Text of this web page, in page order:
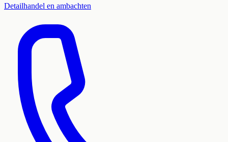
Detailhandel en ambachten